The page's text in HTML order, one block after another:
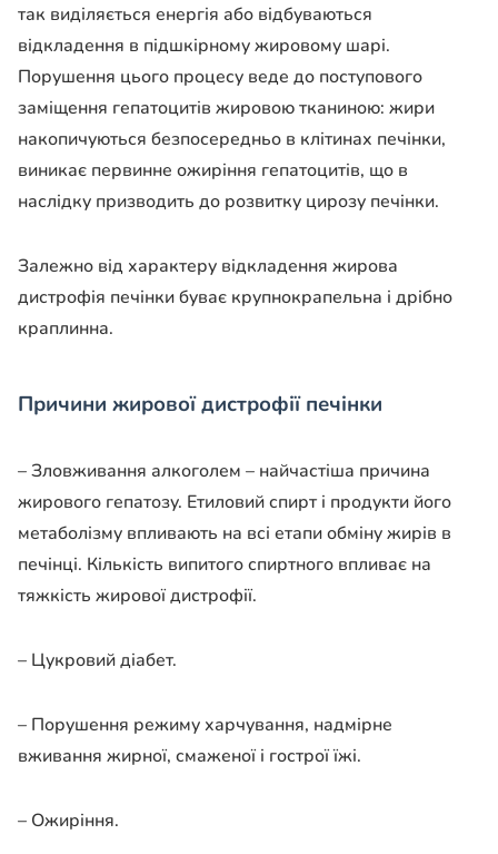
так виділяється енергія або відбуваються
відкладення в підшкірному жировому шарі.
Порушення цього процесу веде до поступового
заміщення гепатоцитів жировою тканиною: жири
накопичуються безпосередньо в клітинах печінки,
виникає первинне ожиріння гепатоцитів, що в
наслідку призводить до розвитку цирозу печінки.
Залежно від характеру відкладення жирова
дистрофія печінки буває крупнокрапельна і дрібно
краплинна.
Причини жирової дистрофії печінки
– Зловживання алкоголем – найчастіша причина
жирового гепатозу. Етиловий спирт і продукти його
метаболізму впливають на всі етапи обміну жирів в
печінці. Кількість випитого спиртного впливає на
тяжкість жирової дистрофії.
– Цукровий діабет.
– Порушення режиму харчування, надмірне
вживання жирної, смаженої і гострої їжі.
– Ожиріння.